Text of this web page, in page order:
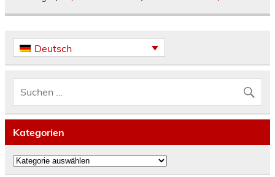
Deutsch
Kategorien
Kategorien